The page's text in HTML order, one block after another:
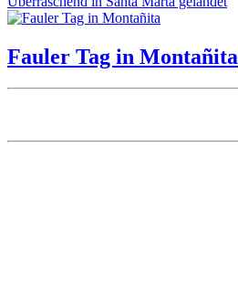
Fauler Tag in Montañita